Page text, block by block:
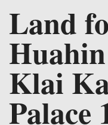
Land
Klai
Palace